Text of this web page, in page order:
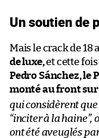
Un soutien de
Mais le crack de 18
de luxe,et cette
Pedro Sánchez, le
monté au front sur
qui considèrent
“inciter à la haine”,
ont été aveuglés